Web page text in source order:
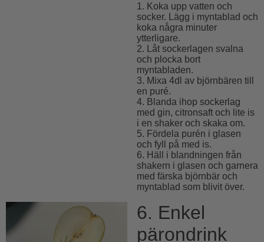
1. Koka upp vatten och
socker. Lägg i myntablad och
koka några minuter
ytterligare.
2. Låt sockerlagen svalna
och plocka bort
myntabladen.
3. Mixa 4dl av björnbären till
en puré.
4. Blanda ihop sockerlag
med gin, citronsaft och lite is
i en shaker och skaka om.
5. Fördela purén i glasen
och fyll på med is.
6. Häll i blandningen från
shakern i glasen och garnera
med färska björnbär och
myntablad som blivit över.
6. Enkel
pärondrink